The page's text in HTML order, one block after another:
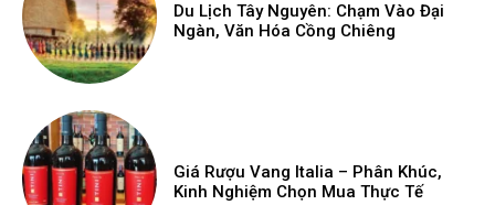
Du Lịch Tây Nguyên: Chạm Vào Đại
Ngàn, Văn Hóa Cồng Chiêng
Giá Rượu Vang Italia – Phân Khúc,
Kinh Nghiệm Chọn Mua Thực Tế